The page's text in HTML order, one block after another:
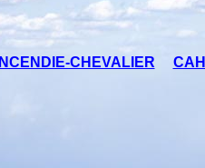
INCENDIE-CHEVALIER